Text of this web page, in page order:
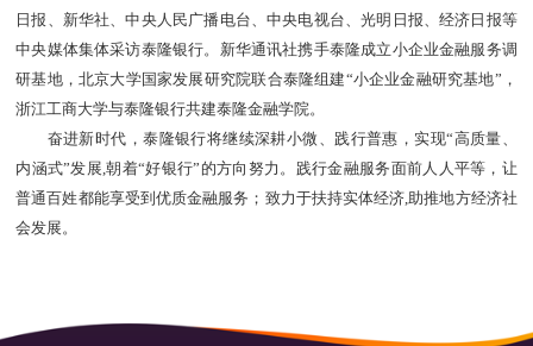
日报、新华社、中央人民广播电台、中央电视台、光明日报、经济日报等
中央媒体集体采访泰隆银行。新华通讯社携手泰隆成立小企业金融服务调
研基地，北京大学国家发展研究院联合泰隆组建“小企业金融研究基地”，
浙江工商大学与泰隆银行共建泰隆金融学院。
奋进新时代，泰隆银行将继续深耕小微、践行普惠，实现“高质量、
内涵式”发展,朝着“好银行”的方向努力。践行金融服务面前人人平等，让
普通百姓都能享受到优质金融服务；致力于扶持实体经济,助推地方经济社
会发展。